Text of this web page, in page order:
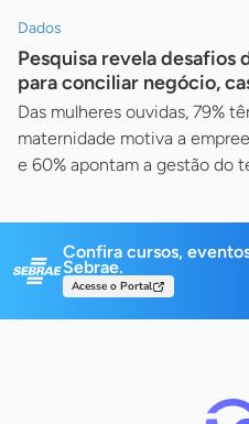
Dados
Pesquisa revela desafios
para conciliar negócio,
Das mulheres ouvidas, 79%
maternidade motiva a
e 60% apontam a gestão do
Confira cursos,
Sebrae.
Acesse o Portal